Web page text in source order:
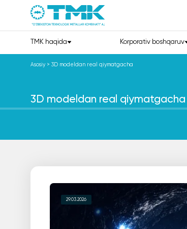
TMK haqida Korporativ boshqaruv
Asosiy > 3D modeldan real qiymatgacha
3D modeldan real qiymatgacha
29.03.2026